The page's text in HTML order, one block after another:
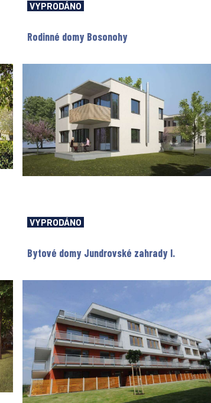
VYPRODÁNO
Rodinné domy Bosonohy
VYPRODÁNO
Bytové domy Jundrovské zahrady I.